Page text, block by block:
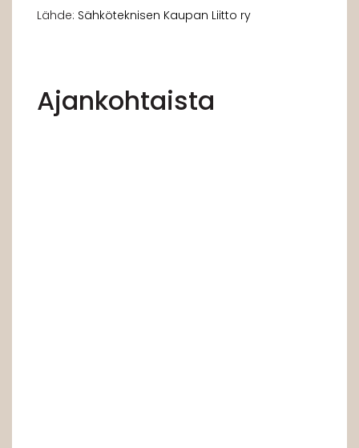
Lähde: Sähköteknisen Kaupan Liitto ry
Ajankohtaista